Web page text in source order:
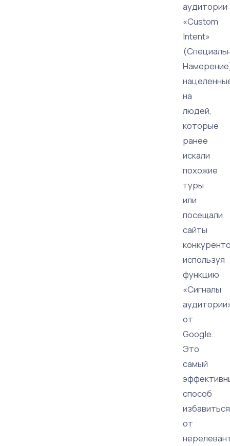
аудитории
«Custom
Intent»
на
людей,
которые
ранее
искали
похожие
туры
или
посещали
сайты
используя
функцию
«Сигналы
от
Google.
Это
самый
способ
избавиться
от